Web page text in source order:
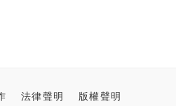
法律聲明 版權聲明